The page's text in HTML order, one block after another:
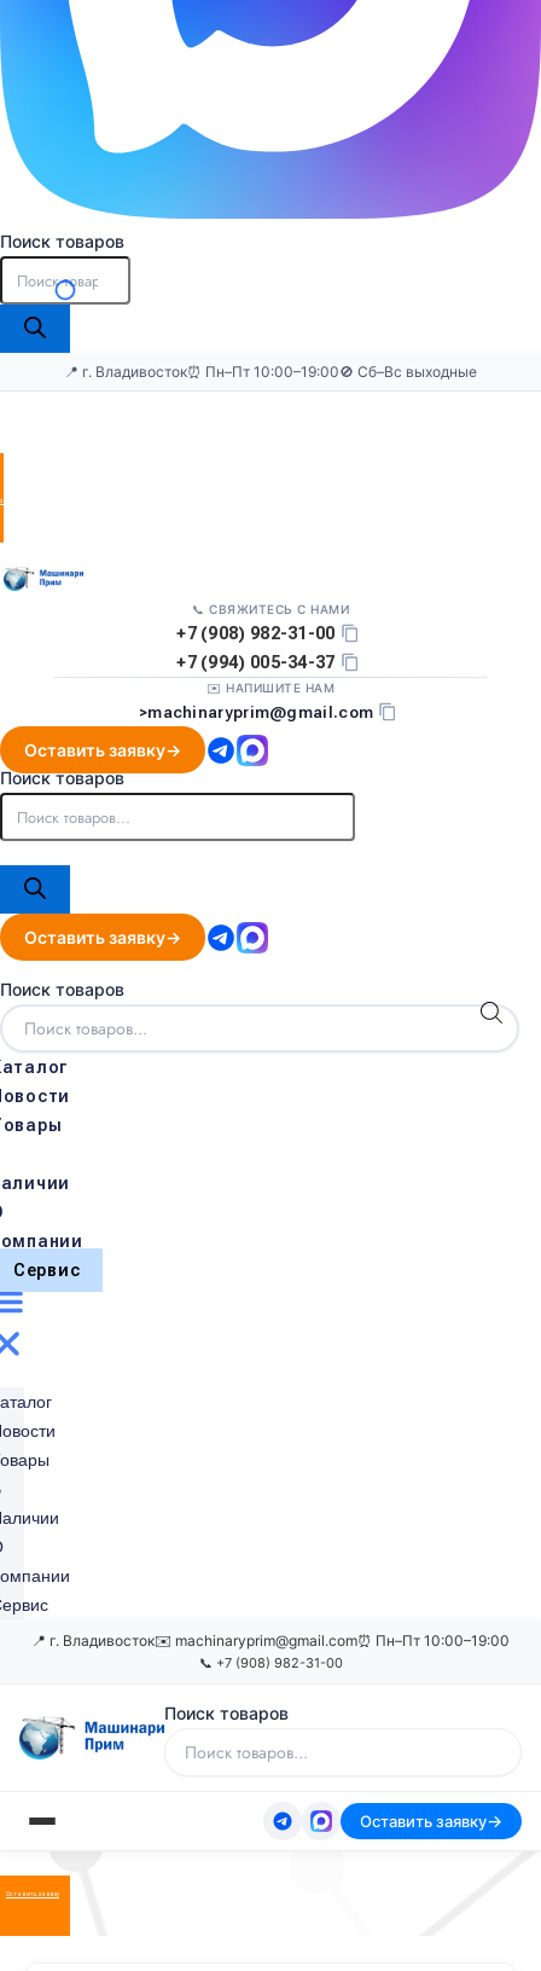
Поиск товаров
📍 г. Владивосток⏰ Пн–Пт 10:00–19:00🚫 Сб–Вс выходные
заявку
📞 СВЯЖИТЕСЬ С НАМИ
+7 (908) 982-31-00
+7 (994) 005-34-37
✉️ НАПИШИТЕ НАМ
>machinaryprim@gmail.com
Оставить заявку
Поиск товаров
Оставить заявку
Поиск товаров
Сервис
📍 г. Владивосток✉️ machinaryprim@gmail.com⏰ Пн–Пт 10:00–19:00
📞 +7 (908) 982-31-00
Поиск товаров
Оставить заявку
Оставить заявку